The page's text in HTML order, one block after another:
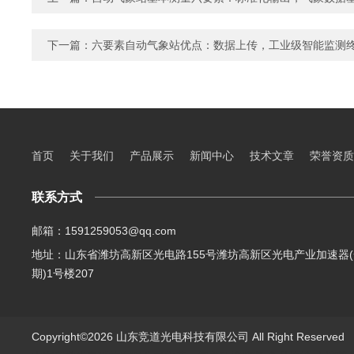
下一篇： 六要素自动气象站优点：数据上传，工业级智能监测
首页 关于我们 产品展示 新闻中心 技术文章 荣誉资质
联系方式
邮箱：1591259053@qq.com
地址：山东省潍坊高新区光电路155号潍坊高新区光电产业加速器
期)1号楼207
Copyright©2026 山东竞道光电科技有限公司 All Right